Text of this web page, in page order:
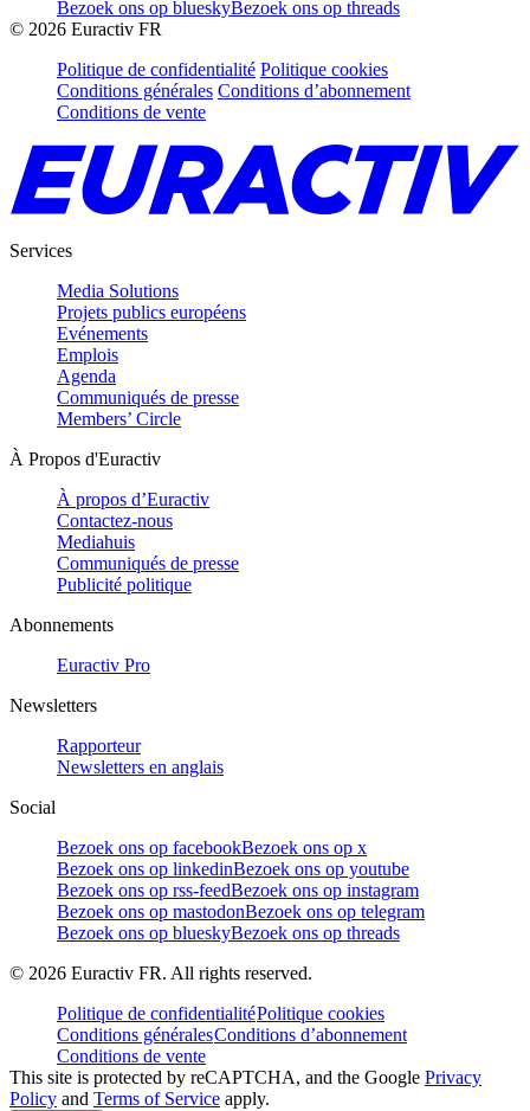
Bezoek ons op blueskyBezoek ons op threads
© 2026 Euractiv FR
Politique de confidentialité Politique cookies
Conditions générales Conditions d’abonnement
Conditions de vente
Services
Media Solutions
Projets publics européens
Evénements
Emplois
Agenda
Communiqués de presse
Members’ Circle
À Propos d'Euractiv
À propos d’Euractiv
Contactez-nous
Mediahuis
Communiqués de presse
Publicité politique
Abonnements
Euractiv Pro
Newsletters
Rapporteur
Newsletters en anglais
Social
Bezoek ons op facebookBezoek ons op x
Bezoek ons op linkedinBezoek ons op youtube
Bezoek ons op rss-feedBezoek ons op instagram
Bezoek ons op mastodonBezoek ons op telegram
Bezoek ons op blueskyBezoek ons op threads
© 2026 Euractiv FR. All rights reserved.
Politique de confidentialitéPolitique cookies
Conditions généralesConditions d’abonnement
Conditions de vente
This site is protected by reCAPTCHA, and the Google Privacy
Policy and Terms of Service apply.